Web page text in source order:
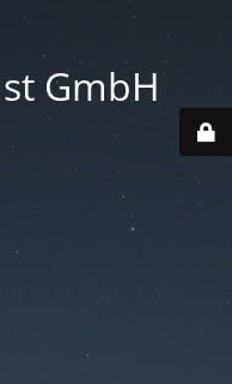
GmbH